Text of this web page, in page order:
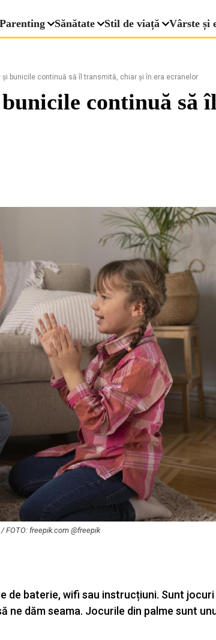
Parenting Sănătate Stil de viață Vârste și
bunicile continuă să îl transmită, chiar și în era ecranelor
bunicile continuă
freepik.com @freepik
de baterie, wifi sau instrucțiuni. Sunt
ne dăm seama. Jocurile din palme sunt